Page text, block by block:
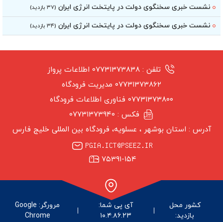
نشست خبری سخنگوی دولت در پایتخت انرژی ایران (۳۷ بازدید)
نشست خبری سخنگوی دولت در پایتخت انرژی ایران (۳۴ بازدید)
تلفن : ۰۷۷۳۱۳۷۳۸۳۸ اطلاعات پرواز
۰۷۷۳۱۳۷۳۸۶۲ مدیریت فرودگاه
۰۷۷۳۱۳۷۳۸۰۰ فناوری اطلاعات فرودگاه
فکس : ۰۷۷۳۱۳۷۳۹۴۰
آدرس : استان بوشهر ‏، عسلویه، فرودگاه بین المللی خلیج فارس
۷۵۳۹۱-۱۵۴
کشور محل
بازدید:
آی پی شما:
۱۰.۴.۸۶.۲۳
مرورگر: Google
Chrome